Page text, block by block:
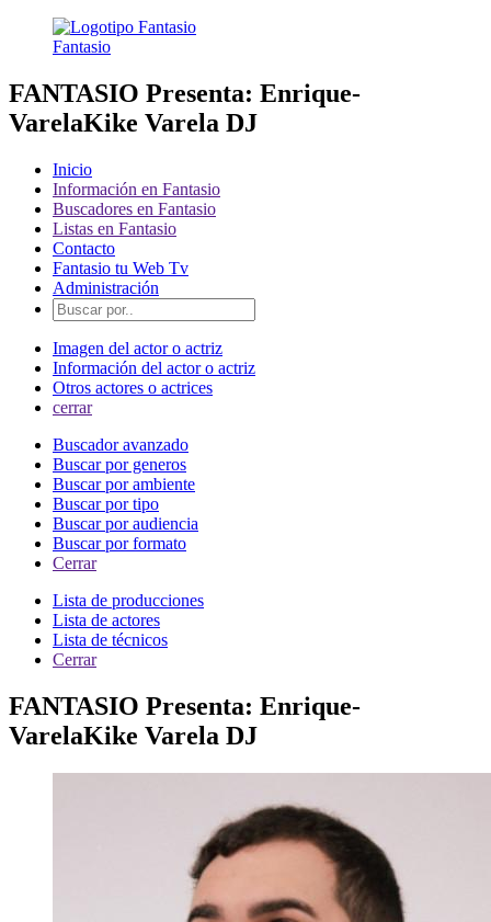
Fantasio
FANTASIO Presenta: Enrique-
VarelaKike Varela DJ
Inicio
Información en Fantasio
Buscadores en Fantasio
Listas en Fantasio
Contacto
Fantasio tu Web Tv
Administración
Imagen del actor o actriz
Información del actor o actriz
Otros actores o actrices
cerrar
Buscador avanzado
Buscar por generos
Buscar por ambiente
Buscar por tipo
Buscar por audiencia
Buscar por formato
Cerrar
Lista de producciones
Lista de actores
Lista de técnicos
Cerrar
FANTASIO Presenta: Enrique-
VarelaKike Varela DJ